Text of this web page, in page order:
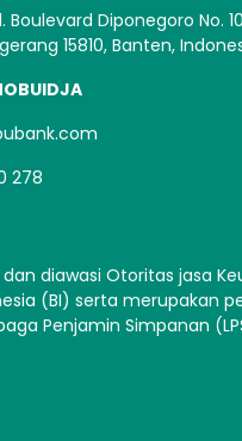
Boulevard Diponegoro No.
15810, Banten,
278
dan diawasi Otoritas jasa
(BI) serta merupakan
Penjamin Simpanan